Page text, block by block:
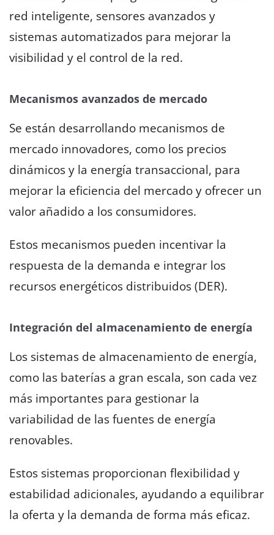
red inteligente, sensores avanzados y
sistemas automatizados para mejorar la
visibilidad y el control de la red.
Mecanismos avanzados de mercado
Se están desarrollando mecanismos de
mercado innovadores, como los precios
dinámicos y la energía transaccional, para
mejorar la eficiencia del mercado y ofrecer un
valor añadido a los consumidores.
Estos mecanismos pueden incentivar la
respuesta de la demanda e integrar los
recursos energéticos distribuidos (DER).
Integración del almacenamiento de energía
Los sistemas de almacenamiento de energía,
como las baterías a gran escala, son cada vez
más importantes para gestionar la
variabilidad de las fuentes de energía
renovables.
Estos sistemas proporcionan flexibilidad y
estabilidad adicionales, ayudando a equilibrar
la oferta y la demanda de forma más eficaz.